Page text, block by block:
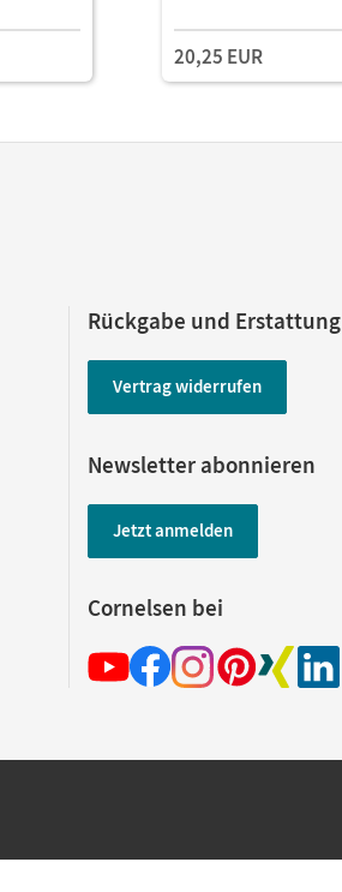
20,25 EUR
Rückgabe und Erstattung
Vertrag widerrufen
Newsletter abonnieren
Jetzt anmelden
Cornelsen bei